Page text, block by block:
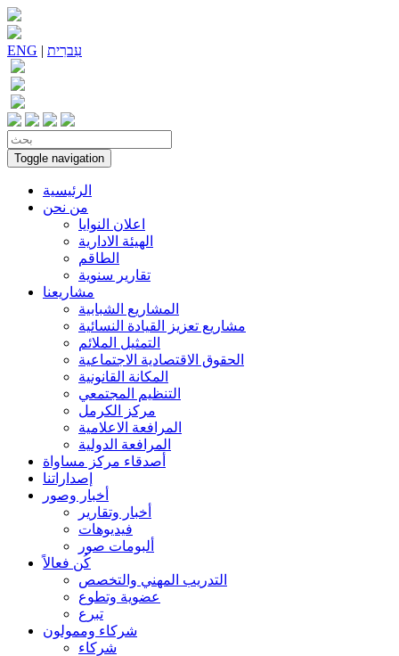
ENG | עִברִית
Toggle navigation
الرئيسية
من نحن
اعلان النوايا
الهيئة الادارية
الطاقم
تقارير سنوية
مشاريعنا
المشاريع الشبابية
مشاريع تعزيز القيادة النسائية
التمثيل الملائم
الحقوق الاقتصادية الاجتماعية
المكانة القانونية
التنظيم المجتمعي
مركز الكرمل
المرافعة الاعلامية
المرافعة الدولية
أصدقاء مركز مساواة
إصداراتنا
أخبار وصور
أخبار وتقارير
فيديوهات
ألبومات صور
كُن فعالاً
التدريب المهني والتخصص
عضوية وتطوع
تبرع
شركاء وممولون
شركاء